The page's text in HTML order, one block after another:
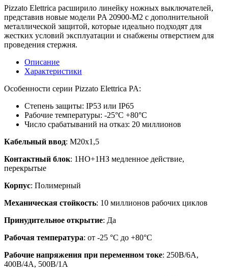
Pizzato Elettrica расширило линейку ножных выключателей,
представив новые модели PA 20900-M2 с дополнительной
металлической защитой, которые идеально подходят для
жестких условий эксплуатации и снабжены отверстием для
проведения стержня.
Описание
Характеристики
Особенности серии Pizzato Elettrica PA:
Степень защиты: IP53 или IP65
Рабочие температуры: -25°С +80°С
Число срабатываний на отказ: 20 миллионов
Кабельный ввод: М20х1,5
Контактный блок: 1НО+1НЗ медленное действие,
перекрытые
Корпус: Полимерный
Механическая стойкость: 10 миллионов рабочих циклов
Принудительное открытие: Да
Рабочая температура: от -25 °C до +80°C
Рабочие напряжения при переменном токе: 250В/6А,
400В/4А, 500В/1А